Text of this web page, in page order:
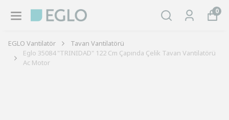
0
EGLO Vantilatör
Tavan Vantilatörü
Eglo 35084 "TRINIDAD" 122 Cm Çapında Çelik Tavan Vantilatörü
Ac Motor